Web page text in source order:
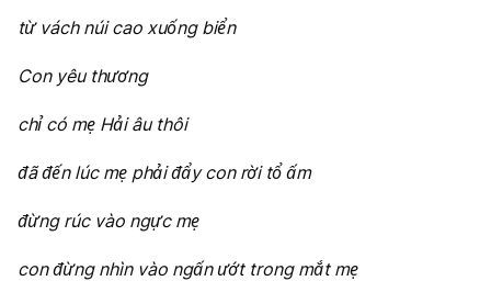
từ vách núi cao xuống biển
Con yêu thương
chỉ có mẹ Hải âu thôi
đã đến lúc mẹ phải đẩy con rời tổ ấm
đừng rúc vào ngực mẹ
con đừng nhìn vào ngấn ướt trong mắt mẹ